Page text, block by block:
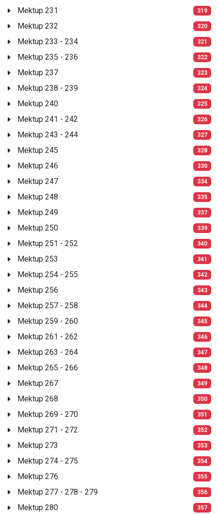
Mektup 231 319
Mektup 232 320
Mektup 233 - 234 321
Mektup 235 - 236 322
Mektup 237 323
Mektup 238 - 239 324
Mektup 240 325
Mektup 241 - 242 326
Mektup 243 - 244 327
Mektup 245 328
Mektup 246 330
Mektup 247 334
Mektup 248 335
Mektup 249 337
Mektup 250 339
Mektup 251 - 252 340
Mektup 253 341
Mektup 254 - 255 342
Mektup 256 343
Mektup 257 - 258 344
Mektup 259 - 260 345
Mektup 261 - 262 346
Mektup 263 - 264 347
Mektup 265 - 266 348
Mektup 267 349
Mektup 268 350
Mektup 269 - 270 351
Mektup 271 - 272 352
Mektup 273 353
Mektup 274 - 275 354
Mektup 276 355
Mektup 277 - 278 - 279 356
Mektup 280 357